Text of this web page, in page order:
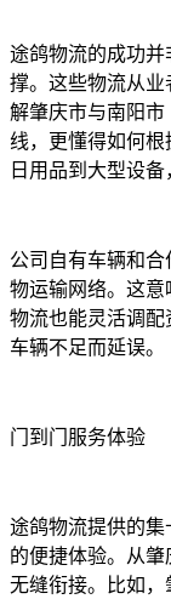
途鸽物流的成功
撑。这些物流从
解肇庆市与南阳
线，更懂得如何
日用品到大型设备
公司自有车辆和
物运输网络。这
物流也能灵活调
车辆不足而延误。
门到门服务体验
途鸽物流提供的集
的便捷体验。从
无缝衔接。比如